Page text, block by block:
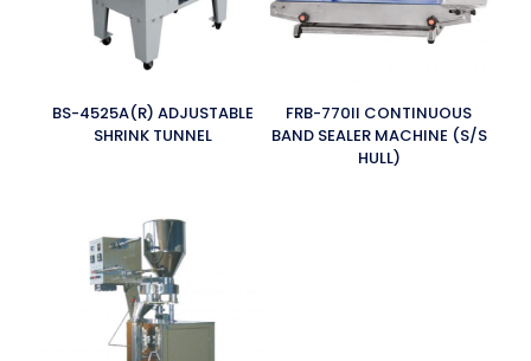
BS-4525A(R) ADJUSTABLE
SHRINK TUNNEL
FRB-770II CONTINUOUS
BAND SEALER MACHINE (S/S
HULL)